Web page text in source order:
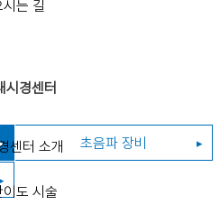
파
터
강
시는 길
시경센터
센터 소개
이도 시술
초음파 장비